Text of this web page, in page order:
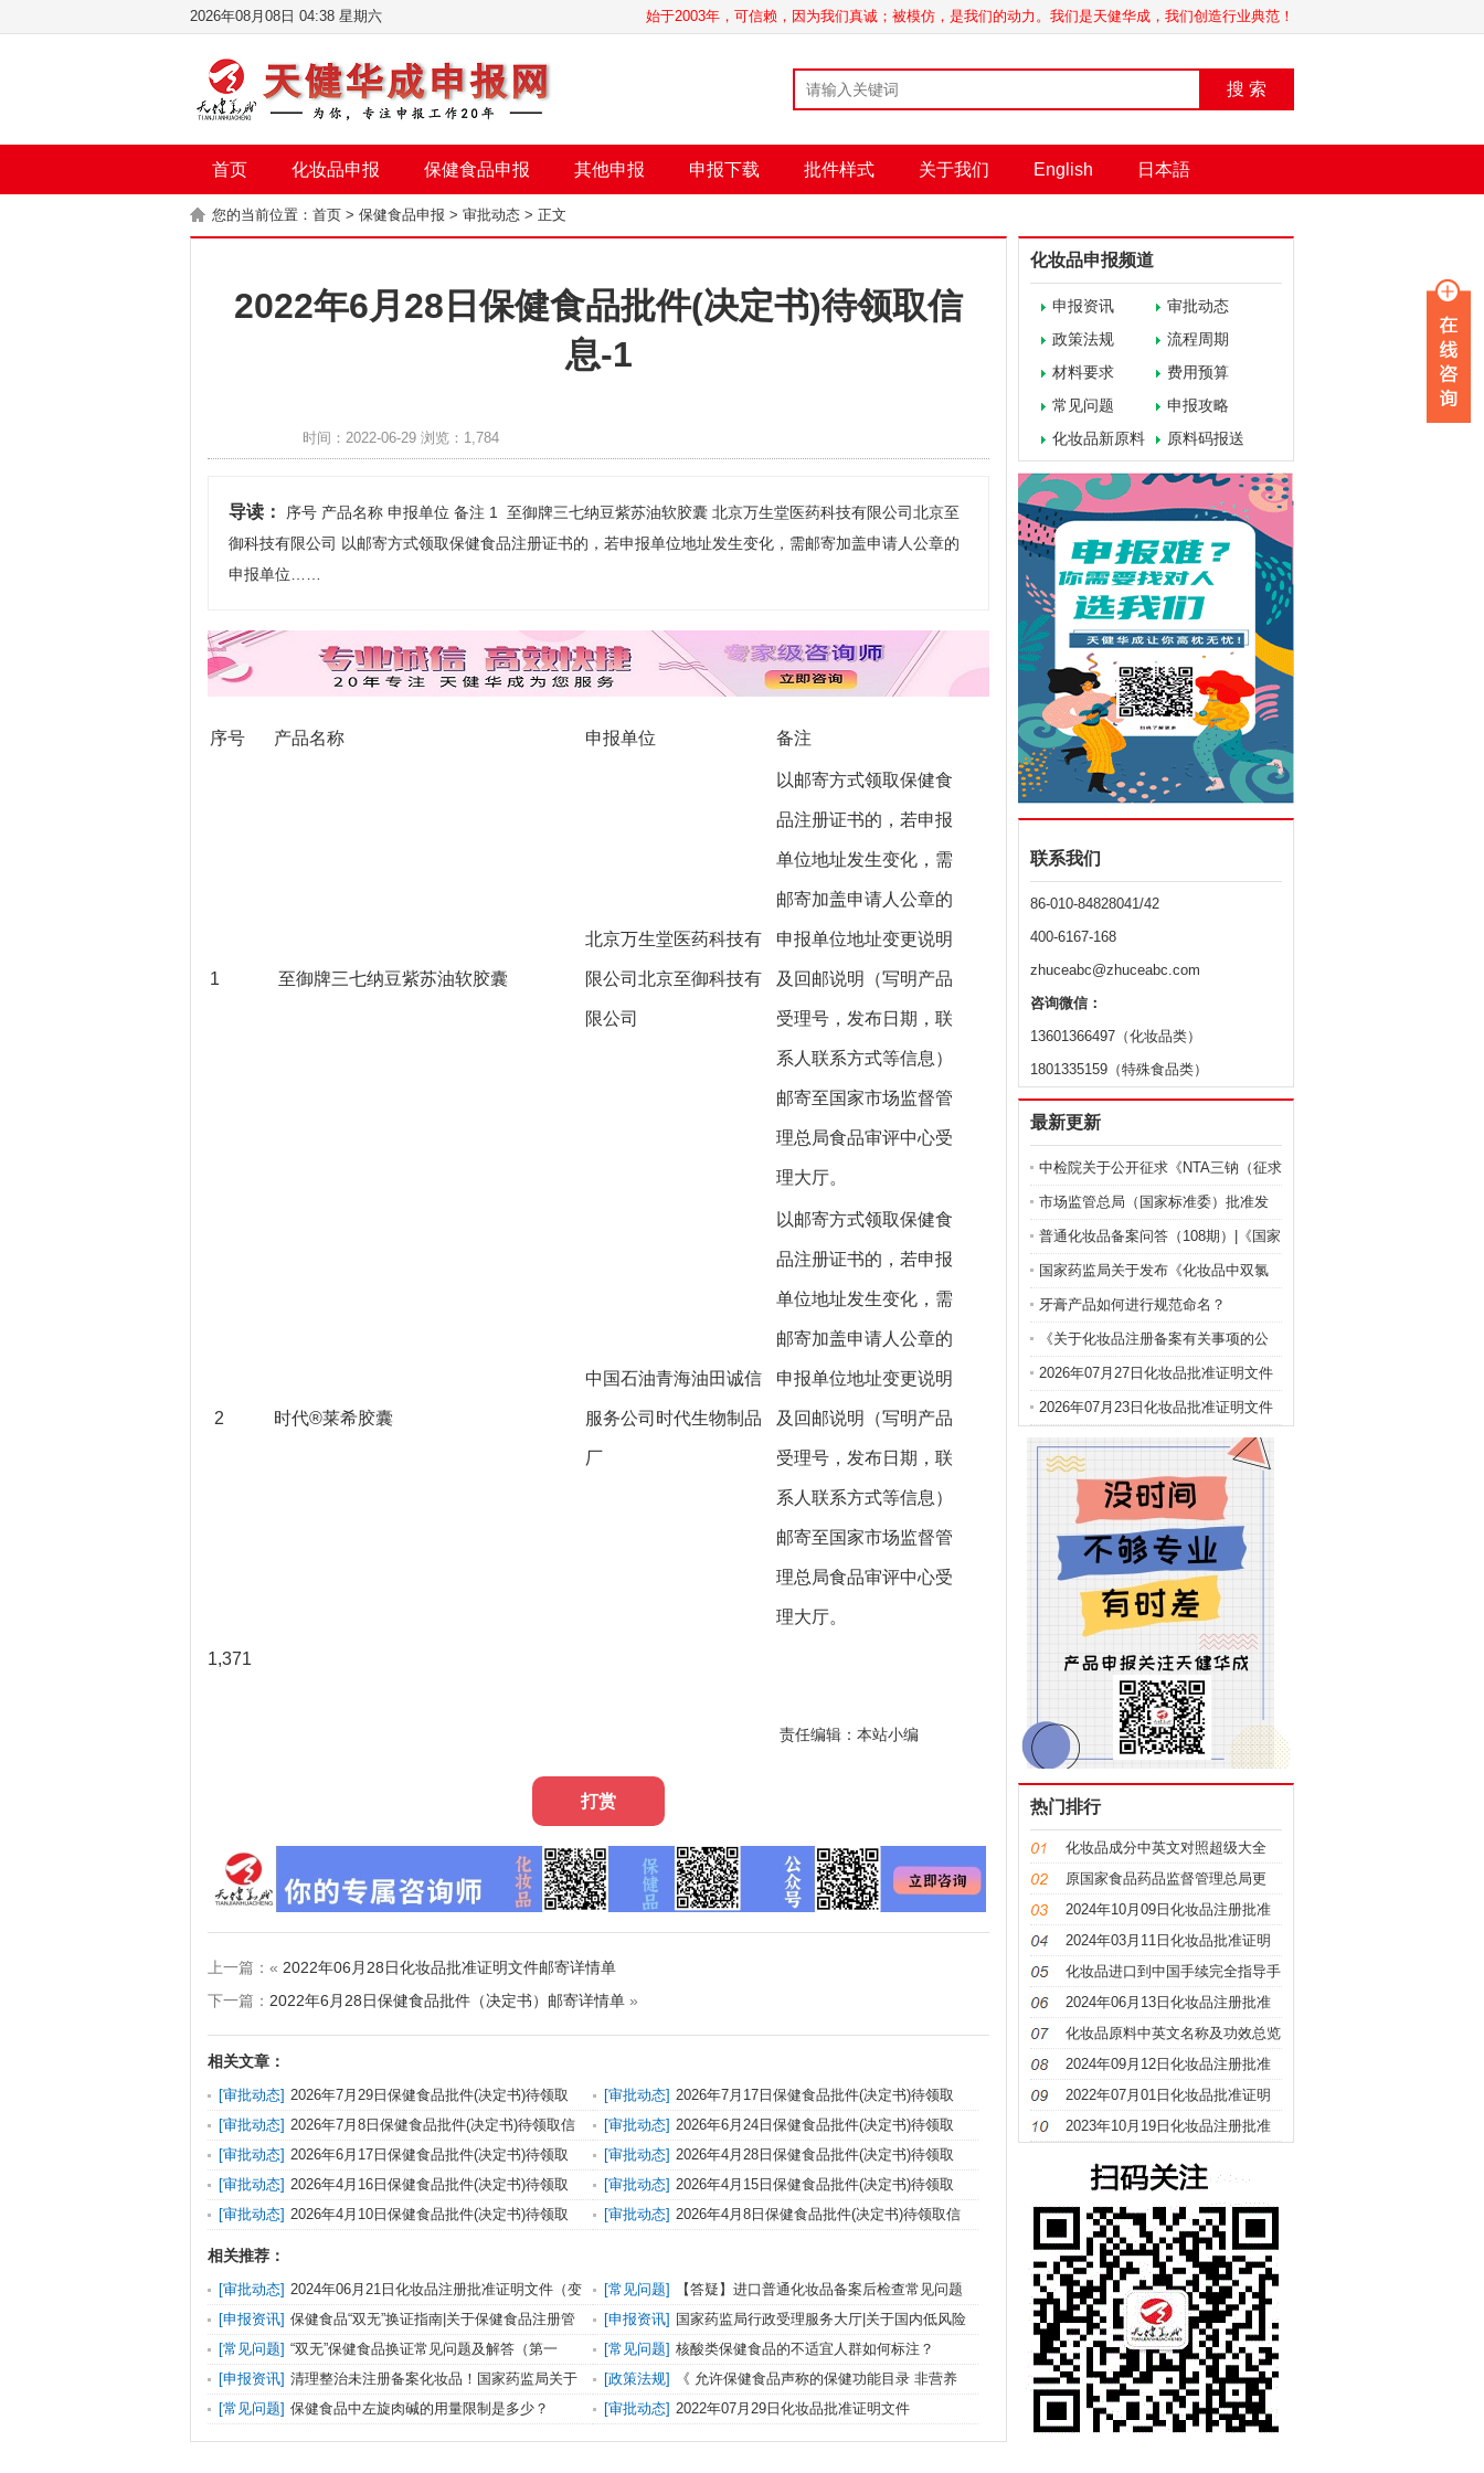
始于2003年，可信赖，因为我们真诚；被模仿，是我们的动力。我们是天健华成，我们创造行业典范！
2026年08月08日 04:38 星期六
搜 索
首页 化妆品申报 保健食品申报 其他申报 申报下载 批件样式 关于我们 English 日本語
您的当前位置： 首页 > 保健食品申报 > 审批动态 > 正文
2022年6月28日保健食品批件(决定书)待领取信
息-1
时间：2022-06-29 浏览：1,784
导读：
序号 产品名称 申报单位 备注 1 至御牌三七纳豆紫苏油软胶囊 北京万生堂医药科技有限公司北京至
御科技有限公司 以邮寄方式领取保健食品注册证书的，若申报单位地址发生变化，需邮寄加盖申请人公章的
申报单位……
序号 产品名称 申报单位 备注
1 至御牌三七纳豆紫苏油软胶囊
北京万生堂医药科技有
限公司北京至御科技有
限公司
以邮寄方式领取保健食
品注册证书的，若申报
单位地址发生变化，需
邮寄加盖申请人公章的
申报单位地址变更说明
及回邮说明（写明产品
受理号，发布日期，联
系人联系方式等信息）
邮寄至国家市场监督管
理总局食品审评中心受
理大厅。
2 时代®莱希胶囊
中国石油青海油田诚信
服务公司时代生物制品
厂
以邮寄方式领取保健食
品注册证书的，若申报
单位地址发生变化，需
邮寄加盖申请人公章的
申报单位地址变更说明
及回邮说明（写明产品
受理号，发布日期，联
系人联系方式等信息）
邮寄至国家市场监督管
理总局食品审评中心受
理大厅。
1,371
责任编辑：本站小编
打赏
上一篇：« 2022年06月28日化妆品批准证明文件邮寄详情单
下一篇： 2022年6月28日保健食品批件（决定书）邮寄详情单 »
相关文章：
[审批动态] 2026年7月29日保健食品批件(决定书)待领取
信息
[审批动态] 2026年7月17日保健食品批件(决定书)待领取
信息
[审批动态] 2026年7月8日保健食品批件(决定书)待领取信
息
[审批动态] 2026年6月24日保健食品批件(决定书)待领取
信息
[审批动态] 2026年6月17日保健食品批件(决定书)待领取
信息
[审批动态] 2026年4月28日保健食品批件(决定书)待领取
信息
[审批动态] 2026年4月16日保健食品批件(决定书)待领取
信息
[审批动态] 2026年4月15日保健食品批件(决定书)待领取
信息
[审批动态] 2026年4月10日保健食品批件(决定书)待领取
信息
[审批动态] 2026年4月8日保健食品批件(决定书)待领取信
相关推荐：
[审批动态] 2024年06月21日化妆品注册批准证明文件（变
更、纠错）送达信息
[常见问题]
【答疑】进口普通化妆品备案后检查常见问题
—-产品名称命名依据（2023年下半年）
[申报资讯] 保健食品“双无”换证指南|关于保健食品注册管
理信息系统变更注册申请（“双无”换证）模块上线运行的通
知
[申报资讯] 国家药监局行政受理服务大厅|关于国内低风险
地区人员办理业务的公告（第312号）
[常见问题] “双无”保健食品换证常见问题及解答（第一
批）
[常见问题] 核酸类保健食品的不适宜人群如何标注？
[申报资讯] 清理整治未注册备案化妆品！国家药监局关于
开展化妆品“线上净网线下清源”专项行动的通知
[政策法规]
《 允许保健食品声称的保健功能目录 非营养
素补充剂（2023年版）》及配套文件解读
[常见问题] 保健食品中左旋肉碱的用量限制是多少？ [审批动态] 2022年07月29日化妆品批准证明文件
（HSCB)待领取信息发布
化妆品申报频道
申报资讯
审批动态
政策法规
流程周期
材料要求
费用预算
常见问题
申报攻略
化妆品新原料
原料码报送
联系我们
86-010-84828041/42
400-6167-168
zhuceabc@zhuceabc.com
咨询微信：
13601366497（化妆品类）
1801335159（特殊食品类）
最新更新
中检院关于公开征求《NTA三钠（征求
意见稿）》等9项化妆品标准意见的通
知
市场监管总局（国家标准委）批准发
布化妆品强制性国家标准《化妆品 安
全通用要求》及官方解读
普通化妆品备案问答（108期）|《国家
药监局关于化妆品注册备案有关事项
的公告》问答
国家药监局关于发布《化妆品中双氯
芬酸钠的测定》等2项化妆品补充检验
方法的公告（2026年第72号）
牙膏产品如何进行规范命名？
《关于化妆品注册备案有关事项的公
告》问答
2026年07月27日化妆品批准证明文件
送达信息
2026年07月23日化妆品批准证明文件
送达信息
热门排行
化妆品成分中英文对照超级大全
原国家食品药品监督管理总局更
名，“CFDA”变“NMPA”
2024年10月09日化妆品注册批准
证明文件送达信息
2024年03月11日化妆品批准证明
文件送达信息发布
化妆品进口到中国手续完全指导手
册
2024年06月13日化妆品注册批准
证明文件送达信息
化妆品原料中英文名称及功效总览
（S－Z）
2024年09月12日化妆品注册批准
证明文件送达信息
2022年07月01日化妆品批准证明
文件待领取信息发布
2023年10月19日化妆品注册批准